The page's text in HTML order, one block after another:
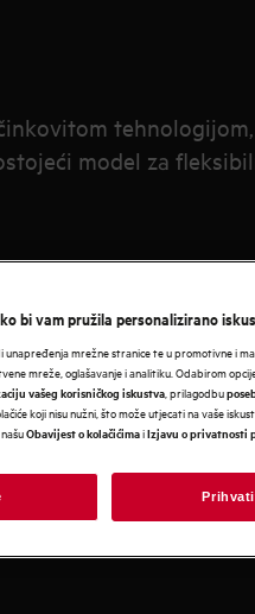
model za
bi vam pružila personalizirano
mrežne stranice te u promotivne i
mreže, oglašavanje i analitiku. Odabirom
vašeg korisničkog iskustva , prilagodbu
koji nisu nužni, što može utjecati na vaše
Obavijest o kolačićimaiIzjavu o privatnosti